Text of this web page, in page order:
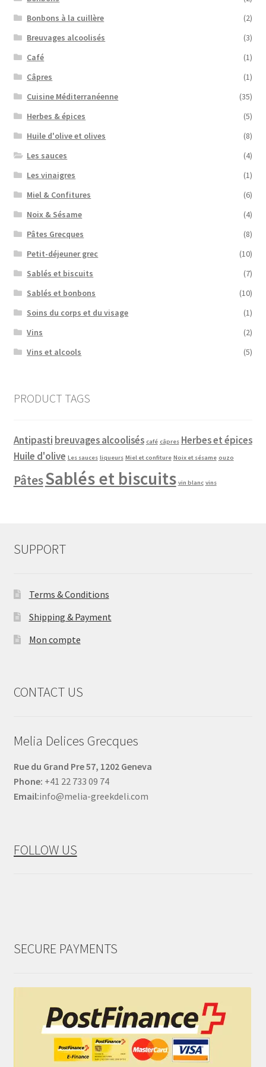
Bonbons à la cuillère
(2)
Breuvages alcoolisés
(3)
Café
(1)
Câpres
(1)
Cuisine Méditerranéenne
(35)
Herbes & épices
(5)
Huile d'olive et olives
(8)
Les sauces
(4)
Les vinaigres
(1)
Miel & Confitures
(6)
Noix & Sésame
(4)
Pâtes Grecques
(8)
Petit-déjeuner grec
(10)
Sablés et biscuits
(7)
Sablés et bonbons
(10)
Soins du corps et du visage
(1)
Vins
(2)
Vins et alcools
(5)
PRODUCT TAGS
Antipasti breuvages alcoolisés café câpres Herbes et épices
Huile d'olive Les sauces liqueurs Miel et confiture Noix et sésame ouzo
PâtesSablés et biscuits vin blanc vins
SUPPORT
Terms & Conditions
Shipping & Payment
Mon compte
CONTACT US
Melia Delices Grecques
Rue du Grand Pre 57, 1202 Geneva
Phone: +41 22 733 09 74
Email:info@melia-greekdeli.com
FOLLOW US
SECURE PAYMENTS